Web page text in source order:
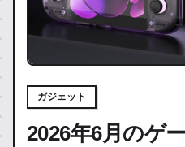
ガジェット
2026年6月のゲ